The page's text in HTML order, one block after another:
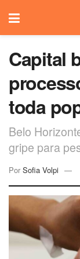
Capital
toda
Belo
gripe para
Por Sofia Volpi